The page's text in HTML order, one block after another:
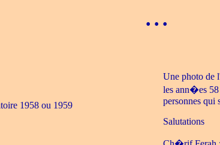
• • •
1958 ou 1959
Une photo de
les ann�es 58
personnes qui
Salutations